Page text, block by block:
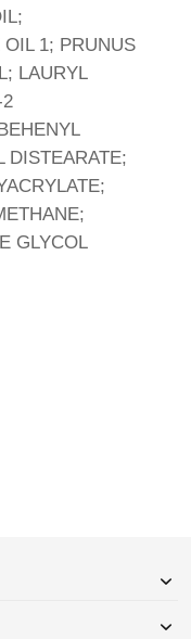
OIL 1; PRUNUS
LAURYL
DISTEARATE;
GLYCOL